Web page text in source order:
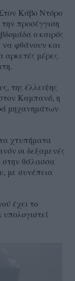
Κάβο Ντόρο
προσέγγιση
ο καιρός
να φθάνουν και
αρκετές μέρες.
της έλλειψης
Καμπανό, η
μηχανημάτων
χτυπήματα
οι δεξαμενές
στην θάλασσα
με συνέπεια
έχει το